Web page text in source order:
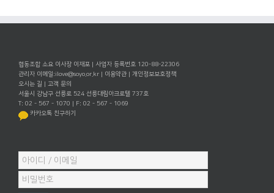
협동조합 소요 이사장 이재포 | 사업자 등록번호 120-88-22306
관리자 이메일:ilove@soyo.or.kr 이용약관
개인정보보호정책
오시는 길
고객 문의
서울시 강남구 선릉로 524 선릉대림아크로텔 737호
T: 02 - 567 - 1070 | F: 02 - 567 - 1069
카카오톡 친구하기